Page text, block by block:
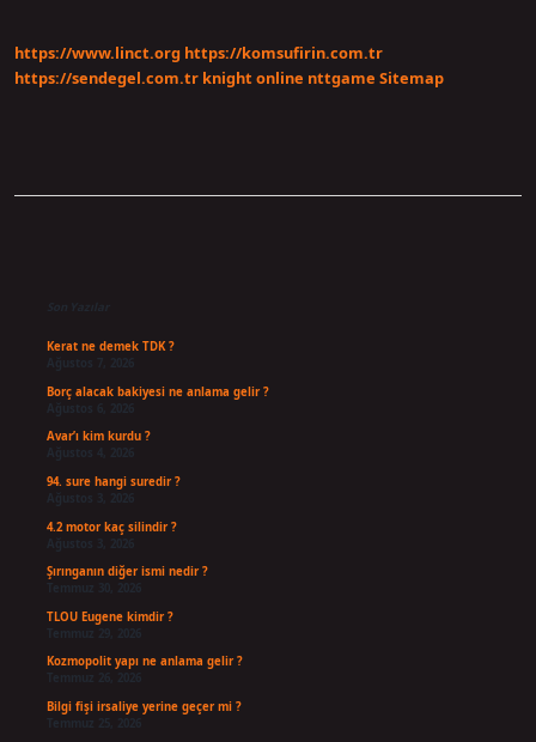
https://www.linct.org https://komsufirin.com.tr
https://sendegel.com.tr knight online nttgame Sitemap
Son Yazılar
Kerat ne demek TDK ?
Ağustos 7, 2026
Borç alacak bakiyesi ne anlama gelir ?
Ağustos 6, 2026
Avar’ı kim kurdu ?
Ağustos 4, 2026
94. sure hangi suredir ?
Ağustos 3, 2026
4.2 motor kaç silindir ?
Ağustos 3, 2026
Şırınganın diğer ismi nedir ?
TLOU Eugene kimdir ?
Temmuz 29, 2026
Kozmopolit yapı ne anlama gelir ?
Bilgi fişi irsaliye yerine geçer mi ?
Temmuz 25, 2026